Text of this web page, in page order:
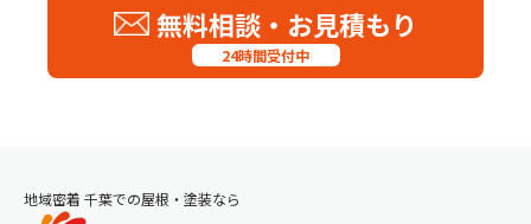
無料相談・お見積もり
24時間受付中
地域密着 千葉での屋根・塗装なら